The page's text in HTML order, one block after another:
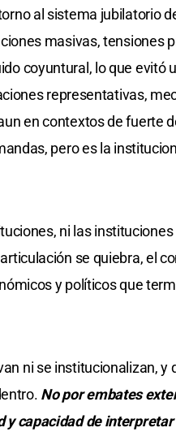
al sistema jubilatorio
masivas, tensiones
coyuntural, lo que evitó
representativas,
en contextos de fuerte
pero es la
ni las
se quiebra, el
y políticos que
ni se institucionalizan, y
No por embates
capacidad de